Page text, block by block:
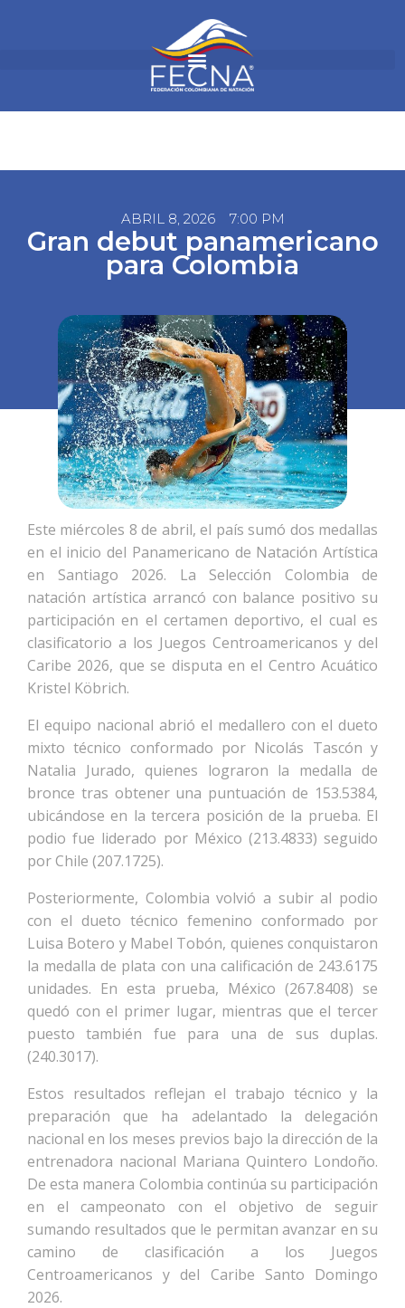
ABRIL 8, 2026 7:00 PM
Gran debut panamericano
para Colombia
Este miércoles 8 de abril, el país sumó dos medallas
en el inicio del Panamericano de Natación Artística
en Santiago 2026. La Selección Colombia de
natación artística arrancó con balance positivo su
participación en el certamen deportivo, el cual es
clasificatorio a los Juegos Centroamericanos y del
Caribe 2026, que se disputa en el Centro Acuático
Kristel Köbrich.
El equipo nacional abrió el medallero con el dueto
mixto técnico conformado por Nicolás Tascón y
Natalia Jurado, quienes lograron la medalla de
bronce tras obtener una puntuación de 153.5384,
ubicándose en la tercera posición de la prueba. El
podio fue liderado por México (213.4833) seguido
por Chile (207.1725).
Posteriormente, Colombia volvió a subir al podio
con el dueto técnico femenino conformado por
Luisa Botero y Mabel Tobón, quienes conquistaron
la medalla de plata con una calificación de 243.6175
unidades. En esta prueba, México (267.8408) se
quedó con el primer lugar, mientras que el tercer
puesto también fue para una de sus duplas.
(240.3017).
Estos resultados reflejan el trabajo técnico y la
preparación que ha adelantado la delegación
nacional en los meses previos bajo la dirección de la
entrenadora nacional Mariana Quintero Londoño.
De esta manera Colombia continúa su participación
en el campeonato con el objetivo de seguir
sumando resultados que le permitan avanzar en su
camino de clasificación a los Juegos
Centroamericanos y del Caribe Santo Domingo
2026.